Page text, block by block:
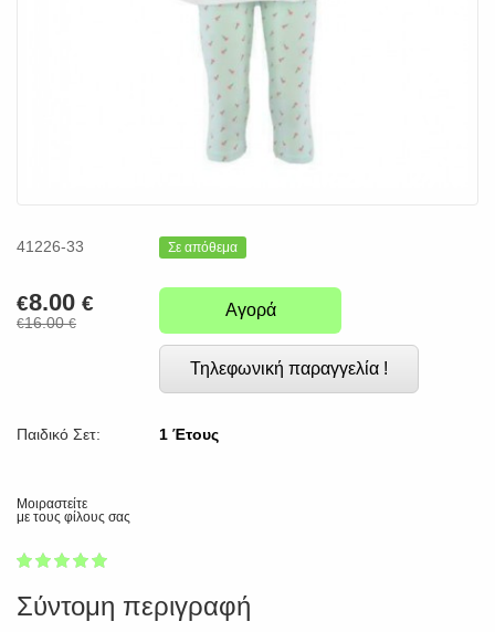
41226-33 Σε απόθεμα
€8.00 €
€16.00€
Αγορά
Τηλεφωνική παραγγελία !
Παιδικό Σετ: 1 Έτους
Μοιραστείτε
με τους φίλους σας
1
2
3
4
5
Σύντομη περιγραφή